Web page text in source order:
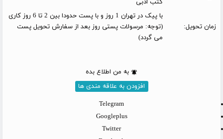
کتب ادبی
زمان تحویل:
با پیک در تهران 1 روز و با پست حدودا بین 2 تا 6 روز کاری
(توجه: مرسولات پستی روز بعد از سفارش تحویل پست
می گردد)
به من اطلاع بده
افزودن به علاقه مندی ها
Telegram
Googleplus
Twitter